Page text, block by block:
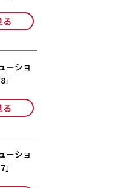
る
ーショ
る
ーショ